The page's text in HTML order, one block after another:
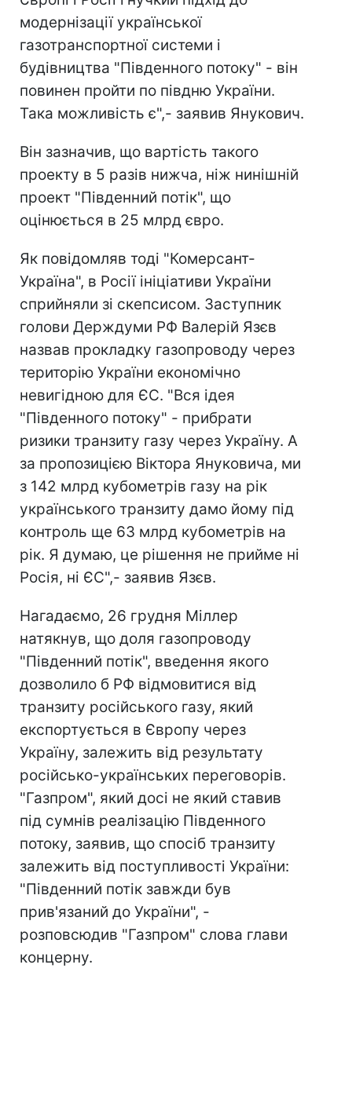
модернізації української
газотранспортної системи і
будівництва "Південного потоку" - він
повинен пройти по півдню України.
Така можливість є",- заявив Янукович.
Він зазначив, що вартість такого
проекту в 5 разів нижча, ніж нинішній
проект "Південний потік", що
оцінюється в 25 млрд євро.
Як повідомляв тоді "Комерсант-
Україна", в Росії ініціативи України
сприйняли зі скепсисом. Заступник
голови Держдуми РФ Валерій Язєв
назвав прокладку газопроводу через
територію України економічно
невигідною для ЄС. "Вся ідея
"Південного потоку" - прибрати
ризики транзиту газу через Україну. А
за пропозицією Віктора Януковича, ми
з 142 млрд кубометрів газу на рік
українського транзиту дамо йому під
контроль ще 63 млрд кубометрів на
рік. Я думаю, це рішення не прийме ні
Росія, ні ЄС",- заявив Язєв.
Нагадаємо, 26 грудня Міллер
натякнув, що доля газопроводу
"Південний потік", введення якого
дозволило б РФ відмовитися від
транзиту російського газу, який
експортується в Європу через
Україну, залежить від результату
російсько-українських переговорів.
"Газпром", який досі не який ставив
під сумнів реалізацію Південного
потоку, заявив, що спосіб транзиту
залежить від поступливості України:
"Південний потік завжди був
прив'язаний до України", -
розповсюдив "Газпром" слова глави
концерну.